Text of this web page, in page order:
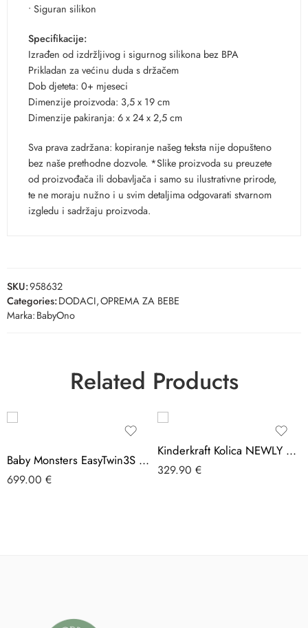
• Siguran silikon
Specifikacije:
Izrađen od izdržljivog i sigurnog silikona bez BPA
Prikladan za većinu duda s držačem
Dob djeteta: 0+ mjeseci
Dimenzije proizvoda: 3,5 x 19 cm
Dimenzije pakiranja: 6 x 24 x 2,5 cm
Sva prava zadržana: kopiranje našeg teksta nije dopušteno
bez naše prethodne dozvole. *Slike proizvoda su preuzete
od proizvođača ili dobavljača i samo su ilustrativne prirode,
te ne moraju nužno i u svim detaljima odgovarati stvarnom
izgledu i sadržaju proizvoda.
SKU:958632
Categories:DODACI,OPREMA ZA BEBE
Marka:BabyOno
Related Products
Baby Monsters EasyTwin3S Forest Green – Kolica Za Blizance
699.00 €
Kinderkraft Kolica NEWLY 3u1 MINK PRO, classic black
329.90 €